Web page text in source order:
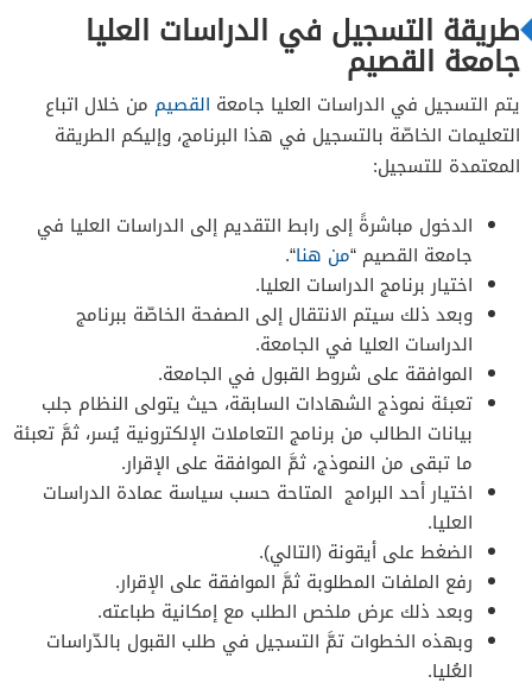
طريقة التسجيل في الدراسات العليا
جامعة القصيم
يتم التسجيل في الدراسات العليا جامعة القصيم من خلال اتباع
التعليمات الخاصّة بالتسجيل في هذا البرنامج، وإليكم الطريقة
المعتمدة للتسجيل:
الدخول مباشرةً إلى رابط التقديم إلى الدراسات العليا في
جامعة القصيم “من هنا“.
اختيار برنامج الدراسات العليا.
وبعد ذلك سيتم الانتقال إلى الصفحة الخاصّة ببرنامج
الدراسات العليا في الجامعة.
الموافقة على شروط القبول في الجامعة.
تعبئة نموذج الشهادات السابقة، حيث يتولى النظام جلب
بيانات الطالب من برنامج التعاملات الإلكترونية يُسر، ثمَّ تعبئة
ما تبقى من النموذج، ثمَّ الموافقة على الإقرار.
اختيار أحد البرامج المتاحة حسب سياسة عمادة الدراسات
العليا.
الضغط على أيقونة (التالي).
رفع الملفات المطلوبة ثمَّ الموافقة على الإقرار.
وبعد ذلك عرض ملخص الطلب مع إمكانية طباعته.
وبهذه الخطوات تمَّ التسجيل في طلب القبول بالدّراسات
العُليا.